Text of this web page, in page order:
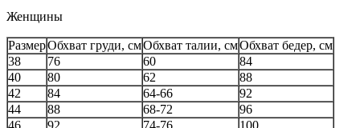
Женщины
РазмерОбхват груди, смОбхват талии, смОбхват бедер, см
38
76 60
84
40
80 62
88
42
84 64-66
92
44
88 68-72
96